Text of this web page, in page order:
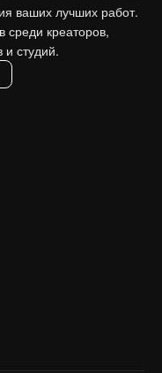
ваших лучших работ.
среди креаторов,
и студий.